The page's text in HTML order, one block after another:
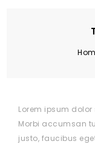
Lorem ipsum
Morbi accumsan
justo, faucibus